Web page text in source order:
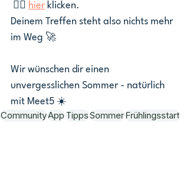
👉🏼 hier klicken.
Deinem Treffen steht also nichts mehr
im Weg 🚀
Wir wünschen dir einen
unvergesslichen Sommer - natürlich
mit Meet5 ☀️
CommunityApp TippsSommerFrühlingsstart